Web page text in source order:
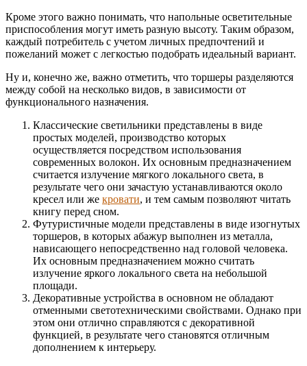
Кроме этого важно понимать, что напольные осветительные
приспособления могут иметь разную высоту. Таким образом,
каждый потребитель с учетом личных предпочтений и
пожеланий может с легкостью подобрать идеальный вариант.
Ну и, конечно же, важно отметить, что торшеры разделяются
между собой на несколько видов, в зависимости от
функционального назначения.
Классические светильники представлены в виде
простых моделей, производство которых
осуществляется посредством использования
современных волокон. Их основным предназначением
считается излучение мягкого локального света, в
результате чего они зачастую устанавливаются около
кресел или же кровати, и тем самым позволяют читать
книгу перед сном.
Футуристичные модели представлены в виде изогнутых
торшеров, в которых абажур выполнен из металла,
нависающего непосредственно над головой человека.
Их основным предназначением можно считать
излучение яркого локального света на небольшой
площади.
Декоративные устройства в основном не обладают
отменными светотехническими свойствами. Однако при
этом они отлично справляются с декоративной
функцией, в результате чего становятся отличным
дополнением к интерьеру.